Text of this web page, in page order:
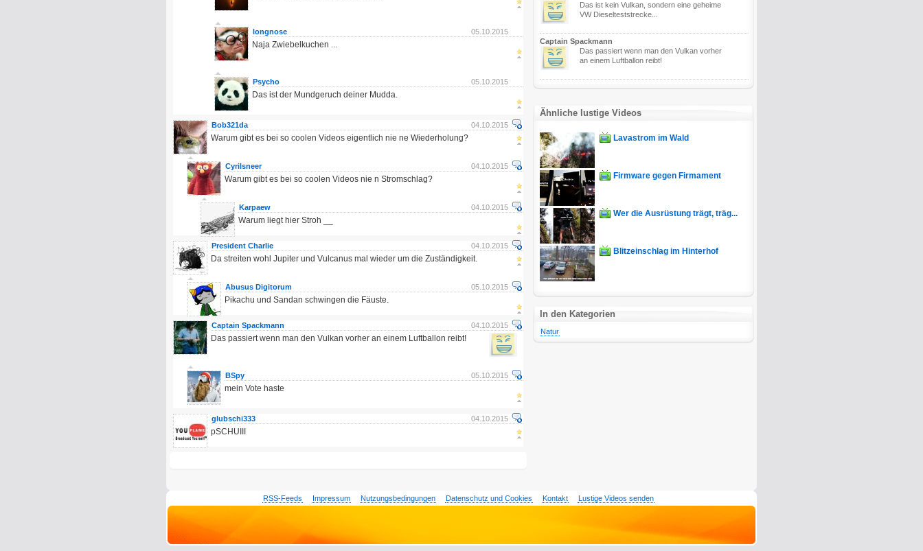
05.10.2015
longnose
Naja Zwiebelkuchen ...
05.10.2015
Psycho
Das ist der Mundgeruch deiner Mudda.
04.10.2015
Bob321da
Warum gibt es bei so coolen Videos eigentlich nie ne Wiederholung?
04.10.2015
Cyrilsneer
Warum gibt es bei so coolen Videos nie n Stromschlag?
04.10.2015
Karpaew
Warum liegt hier Stroh __
04.10.2015
President Charlie
Da streiten wohl Jupiter und Vulcanus mal wieder um die Zuständigkeit.
05.10.2015
Abusus Digitorum
Pikachu und Sandan schwingen die Fäuste.
04.10.2015
Captain Spackmann
Das passiert wenn man den Vulkan vorher an einem Luftballon reibt!
05.10.2015
BSpy
mein Vote haste
04.10.2015
glubschi333
pSCHUIII
Das ist kein Vulkan, sondern eine geheime
VW Dieselteststrecke...
Captain Spackmann
Das passiert wenn man den Vulkan vorher
an einem Luftballon reibt!
Ähnliche lustige Videos
Lavastrom im Wald
Firmware gegen Firmament
Wer die Ausrüstung trägt, träg...
Blitzeinschlag im Hinterhof
In den Kategorien
Natur
RSS-Feeds Impressum Nutzungsbedingungen Datenschutz und Cookies Kontakt Lustige Videos senden